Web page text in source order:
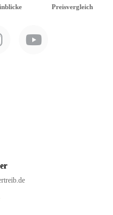
Preisvergleich